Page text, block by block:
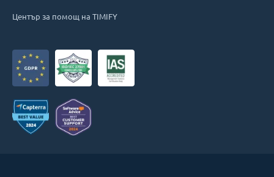
Център за помощ на TIMIFY